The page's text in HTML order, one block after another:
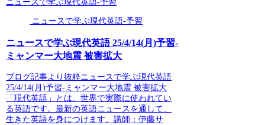
ニュースで学ぶ現代英語-予習
ニュースで学ぶ現代英語-予習
ニュースで学ぶ現代英語 25/4/14(月)予習-
ミャンマー大地震 被害拡大
ブログ記事より抜粋ニュースで学ぶ現代英語
25/4/14(月)予習-ミャンマー大地震 被害拡大
「現代英語」とは、世界で実際に使われてい
る英語です。最新の英語ニュースを通して、
生きた英語を身につけます。講師：伊藤サ